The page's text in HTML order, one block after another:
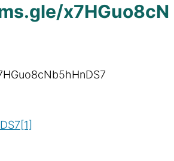
x7HGuo8cN